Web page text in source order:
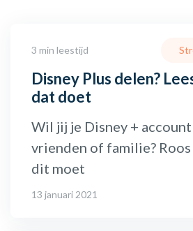
3 min leestijd
Disney Plus delen?
dat doet
Wil jij je Disney +
vrienden of familie?
dit moet
13 januari 2021